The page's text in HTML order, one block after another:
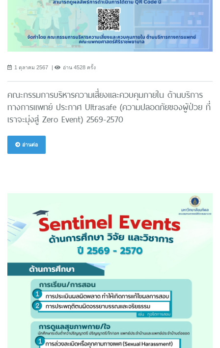
1 ตุลาคม 2567 อ่าน 4528 ครั้ง
คณะกรรมการบริหารความเสี่ยงและควบคุมภายใน ด้านบริการ
ทางการแพทย์ ประกาศ Ultrasafe (ความปลอดภัยของผู้ป่วย ที่
เราจะมุ่งสู่ Zero Event) 2569-2570
อ่านต่อ